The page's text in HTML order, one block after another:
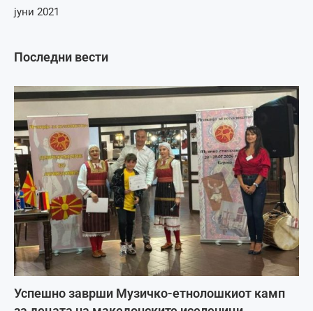
Последни вести
Успешно заврши Музичко-етнолошкиот камп
јуни 2021